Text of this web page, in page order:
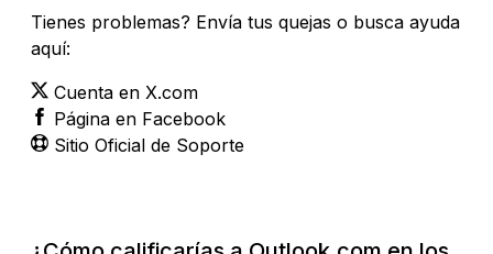
Tienes problemas? Envía tus quejas o busca ayuda
aquí:
Cuenta en X.com
Página en Facebook
Sitio Oficial de Soporte